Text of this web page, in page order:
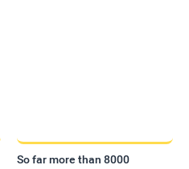
So far more than 8000